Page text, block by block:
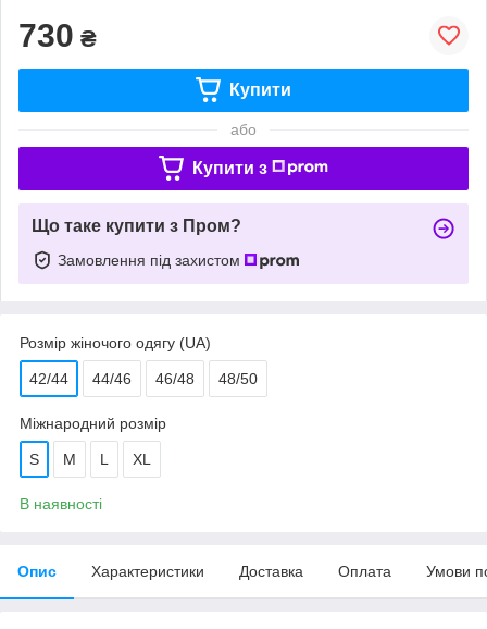
730 ₴
Купити
або
Купити з
Що таке купити з Пром?
Замовлення під захистом
Розмір жіночого одягу (UA)
42/44 44/46 46/48 48/50
Міжнародний розмір
S M L XL
В наявності
Опис Характеристики Доставка Оплата Умови